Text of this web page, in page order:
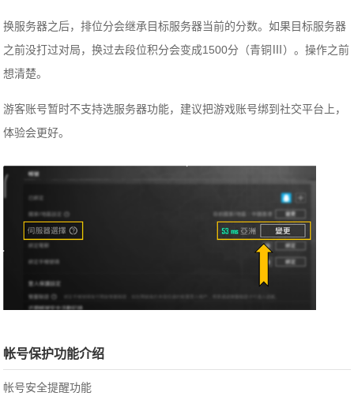
换服务器之后，排位分会继承目标服务器当前的分数。如果目标服务器
之前没打过对局，换过去段位积分会变成1500分（青铜Ⅲ）。操作之前
想清楚。
游客账号暂时不支持选服务器功能，建议把游戏账号绑到社交平台上，
体验会更好。
帐号保护功能介绍
帐号安全提醒功能